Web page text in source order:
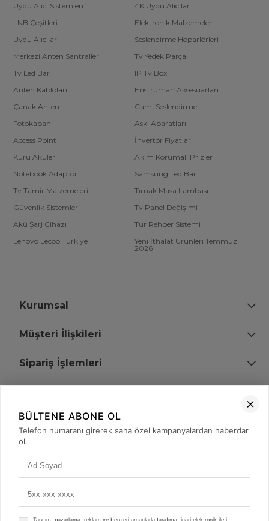
Uydu Alıcı Sistemleri
4K Uydu Alıcılar
LNB Çeşitleri
Elektronik Malzemeler
Uydu Alıcılar
Seslendirme Hoparlörleri
Merkezi Anten Santralleri
Tv Yedek Parça
Tv Led Bar
IP Tv Box
Anten Kabloları
Enstrüman Aksesuarları
Çanak Anten
Cami Seslendirme
Fotokapan
Askı Aparatları
Access Point
İnvertör Fiyatları
Kuru Aküler
Akım Korumalı Prizler
Notebook Adaptör
Samsung Led Bar
Tv Tamir Malzemeleri
Tırnak Masa Lambası
Güvenlik Sistemleri
Tv Panel Değişimi
Akü Şarj Cihazı
Tur Rehber Sistemi
Lenovo Lecoo Türkiye
Yeni İthalat Ürünleri Temmuz
2026
Kurumsal
Müşteri İlişkileri
Sipariş İşlemleri
+90 (850) 473 08 08
BÜLTENE ABONE OL
Telefon numaranı girerek sana özel kampanyalardan haberdar
ol.
Tanıtım, pazarlama, reklam ve benzeri amaçlarla tarafıma ticari elektronik ileti